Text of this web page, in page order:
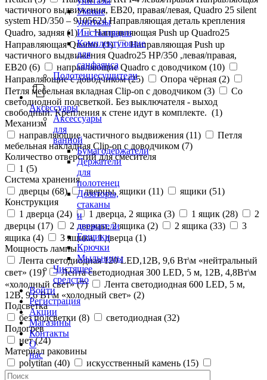
Умные
унитазы
Инсталляции
Комплектующие
для
санфаянса
Полотенцесушители
Аксессуары
Аксессуары
для
ванной
Бумагодержатели
Держатели
для
полотенец
Дозаторы,
стаканы
и
держатели
Ершики
Крючки
Мыльницы
Чистящее
средство
Войти
Регистрация
Акции
Магазины
Контакты
О
нас
частичного выдвижения, ЕВ20, правая/левая, Quadro 25 silent
system HD/350 – 9105624 Направляющая деталь крепления
Quadro, задняя (1)
Направляющая Push up Quadro25
Направляющая Quadro (1)
Направляющая Push up
частичного выдвижения Quadro25 НР/350 ,левая/правая,
ЕВ20 (6) направляющие Quadro с доводчиком (10)
Направляющие с доводчиком (25) Опора чёрная (2)
Петля мебельная вкладная Clip-on с доводчиком (3)
Со
светодиодной подсветкой. Без выключателя - выход
свободный. Крепления к стене идут в комплекте. (1)
Механизм
направляющие частичного выдвижения (11)
Петля
мебельная накладная Clip-on с доводчиком (7)
Количество отверстий для смесителя
1 (5)
Система хранения
дверцы (68) дверцы, ящики (11) ящики (51)
Конструкция
1 дверца (24) 1 дверца, 2 ящика (3) 1 ящик (28)
2
дверцы (17) 2 дверцы, 2 ящика (2) 2 ящика (33)
3
ящика (4) 3 ящика, 1 дверца (1)
Мощность лампы
Лента светодиодная 120 LED,12В, 9,6 Вт\м «нейтральный
свет» (19)
Лента светодиодная 300 LED, 5 м, 12В, 4,8Вт\м
«холодный свет» (7)
Лента светодиодная 600 LED, 5 м,
12В, 9,6 Вт\м «холодный свет» (2)
Подсветка
без подсветки (8) светодиодная (32)
Подогрев
нет (24)
Материал раковины
polytitan (40) искусственный камень (15)
керамика (